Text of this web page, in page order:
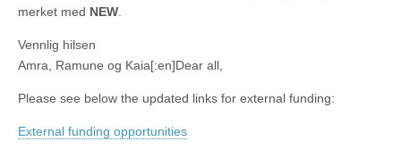
merket med NEW.
Vennlig hilsen
Amra, Ramune og Kaia[:en]Dear all,
Please see below the updated links for external funding:
External funding opportunities